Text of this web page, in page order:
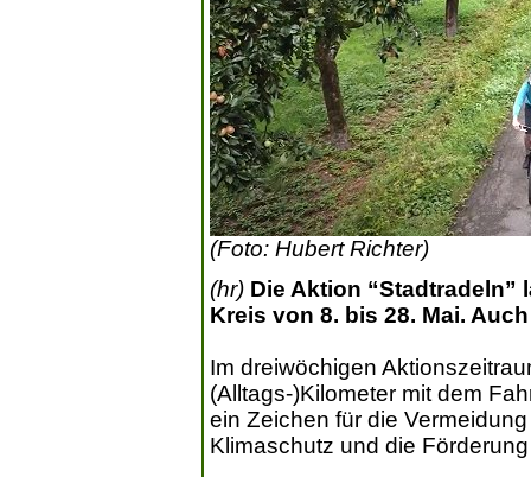
(Foto: Hubert Richter)
(hr) Die Aktion “Stadtradeln”
Kreis von 8. bis 28. Mai.
Im dreiwöchigen
(Alltags-)Kilometer mit dem
ein Zeichen für die
Klimaschutz und die